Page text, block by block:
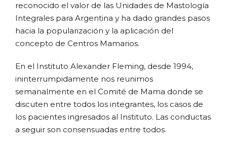
reconocido el valor de las Unidades de Mastología
Integrales para Argentina y ha dado grandes pasos
hacia la popularización y la aplicación del
concepto de Centros Mamarios.
En el Instituto Alexander Fleming, desde 1994,
ininterrumpidamente nos reunimos
semanalmente en el Comité de Mama donde se
discuten entre todos los integrantes, los casos de
los pacientes ingresados al Instituto. Las conductas
a seguir son consensuadas entre todos.